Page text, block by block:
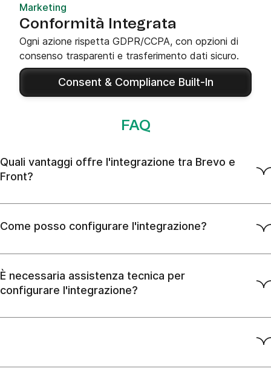
Marketing
Conformità Integrata
Ogni azione rispetta GDPR/CCPA, con opzioni di
consenso trasparenti e trasferimento dati sicuro.
Consent & Compliance Built-In
FAQ
Quali vantaggi offre l'integrazione tra Brevo e
Front?
Come posso configurare l'integrazione?
È necessaria assistenza tecnica per
configurare l'integrazione?